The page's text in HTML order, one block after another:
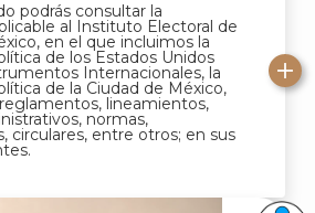
podrás consultar la
al Instituto Electoral de
en el que incluimos la
de los Estados Unidos
Internacionales, la
de la Ciudad de México,
lineamientos,
normas,
circulares, entre otros; en sus